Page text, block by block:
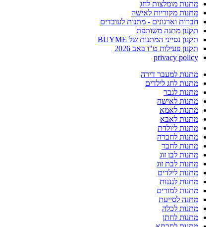
מתנות מומלצות לחג
מתנות מקוריות לאישה
חברות וארגונים - מתנות לעובדים
תקנון מתנה משותפת
תקנון נסייני המתנות של BUYME
תקנון פעילות ט"ו באב 2026
privacy policy
מתנות למעבר דירה
מתנות לחג לילדים
מתנות לגבר
מתנות לאישה
מתנות לאמא
מתנות לאבא
מתנות ליולדת
מתנות לחברה
מתנות לחבר
מתנות לבן זוג
מתנות לבת זוג
מתנות לילדים
מתנות לגננות
מתנות למורים
מתנה לסייעת
מתנות לכלה
מתנות לחתן